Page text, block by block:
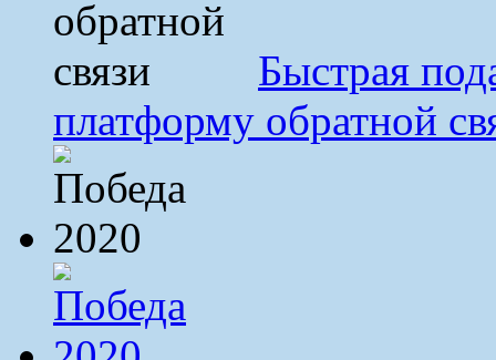
Быстрая
платформу обратной